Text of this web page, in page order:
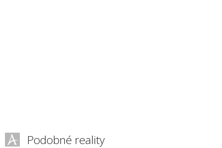
Podobné reality